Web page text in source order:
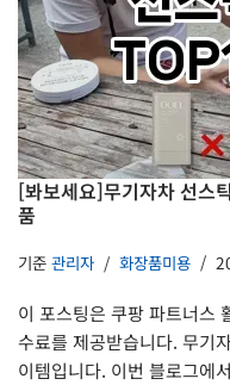
[봐보세요]무기자차 선스
품
기준 관리자 화장품미용
이 포스팅은 쿠팡 파트너스
수료를 제공받습니다. 무기
이템입니다. 이번 블로그에